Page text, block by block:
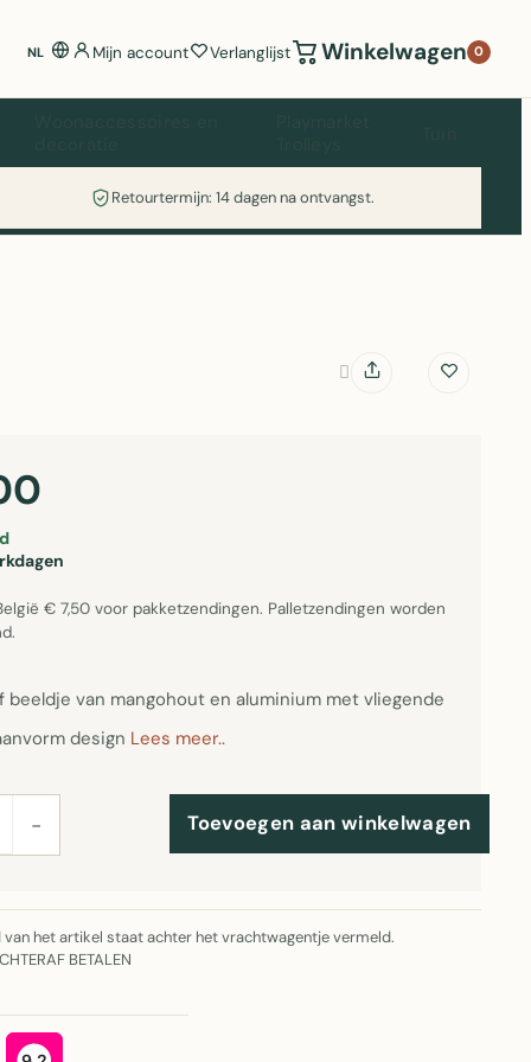
NL Mijn account Verlanglijst Winkelwagen 0
Retourtermijn: 14 dagen na ontvangst.
€ 7,50 voor pakketzendingen. Palletzendingen worden
beeldje van mangohout en aluminium met vliegende
design Lees meer..
− Toevoegen aan winkelwagen
van het artikel staat achter het vrachtwagentje vermeld.
BETALEN